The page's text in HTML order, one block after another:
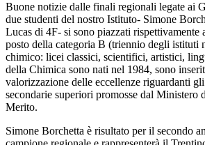
Buone notizie dalle finali regionali legate ai
due studenti del nostro Istituto- Simone
Lucas di 4F- si sono piazzati rispettivamente
posto della categoria B (triennio degli istituti
chimico: licei classici, scientifici, artistici,
della Chimica sono nati nel 1984, sono
valorizzazione delle eccellenze riguardanti
secondarie superiori promosse dal Ministero
Merito.
Simone Borchetta è risultato per il secondo